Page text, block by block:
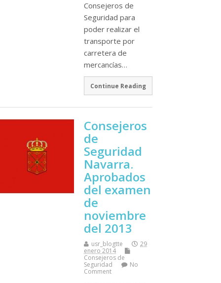
Consejeros de
Seguridad para
poder realizar el
transporte por
carretera de
mercancí­as…
Continue Reading
Consejeros
de
Seguridad
Navarra.
Aprobados
del examen
de
noviembre
del 2013
usr_blogtte
29
enero 2014
Consejeros de
Seguridad
No
Comment